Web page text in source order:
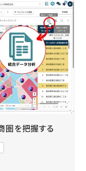
圏を把握する